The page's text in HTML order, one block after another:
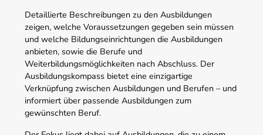
Detaillierte Beschreibungen zu den Ausbildungen
zeigen, welche Voraussetzungen gegeben sein müssen
und welche Bildungseinrichtungen die Ausbildungen
anbieten, sowie die Berufe und
Weiterbildungsmöglichkeiten nach Abschluss. Der
Ausbildungskompass bietet eine einzigartige
Verknüpfung zwischen Ausbildungen und Berufen – und
informiert über passende Ausbildungen zum
gewünschten Beruf.